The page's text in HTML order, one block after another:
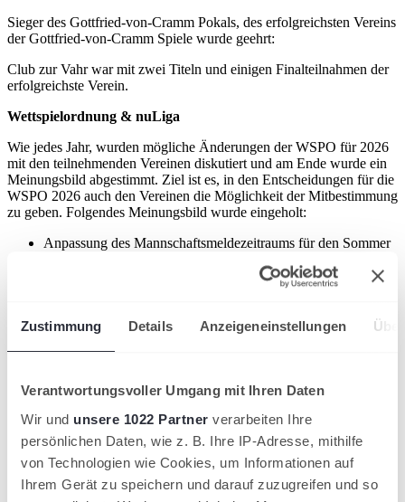
Zustimmung Details Anzeigeneinstellungen
Verantwortungsvoller Umgang mit Ihren Daten
Wir und unsere 1022 Partner verarbeiten Ihre
persönlichen Daten, wie z. B. Ihre IP-Adresse, mithilfe
von Technologien wie Cookies, um Informationen auf
Ihrem Gerät zu speichern und darauf zuzugreifen und so
Sieger des Gottfried-von-Cramm Pokals, des erfolgreichsten Vereins
der Gottfried-von-Cramm Spiele wurde geehrt:
Club zur Vahr war mit zwei Titeln und einigen Finalteilnahmen der
erfolgreichste Verein.
Wettspielordnung & nuLiga
Wie jedes Jahr, wurden mögliche Änderungen der WSPO für 2026
mit den teilnehmenden Vereinen diskutiert und am Ende wurde ein
Meinungsbild abgestimmt. Ziel ist es, in den Entscheidungen für die
WSPO 2026 auch den Vereinen die Möglichkeit der Mitbestimmung
zu geben. Folgendes Meinungsbild wurde eingeholt:
Anpassung des Mannschaftsmeldezeitraums für den Sommer
15.01.2026. Dadurch auch eine Anpassung der 1.
Veröffentlichung Kontaktdaten von Personen mit besonderen
noch einmal klarer formuliert und auch mit OG belegt, wenn
Mehrheit dafür
im ersten Schritt, die Sonderregelung für das Spielen in zwei
Altersklassen komplett abgeschafft werden. Dieses wird zu
Abstimmung gebracht
Mehrheit dagegen
„Verspätetes Antreten“ wird klarer in der TND WSPO